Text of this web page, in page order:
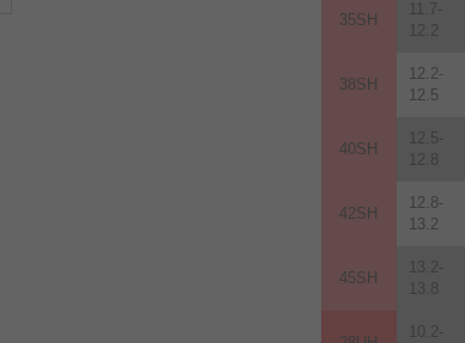
35SH
11.7-
12.2
38SH
12.2-
12.5
40SH
12.5-
12.8
42SH
12.8-
13.2
45SH
13.2-
13.8
10.2-